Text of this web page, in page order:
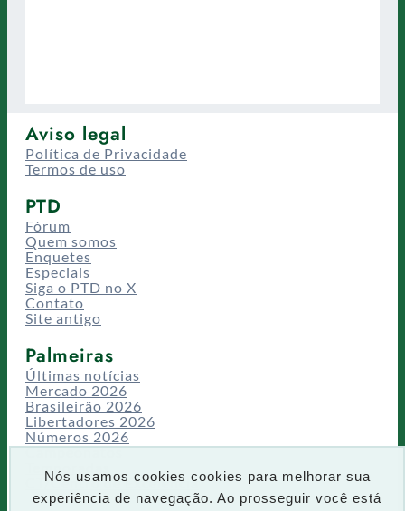
Nós usamos cookies cookies para melhorar sua
experiência de navegação. Ao prosseguir você está
Aviso legal
Política de Privacidade
Termos de uso
PTD
Fórum
Quem somos
Enquetes
Especiais
Siga o PTD no X
Contato
Site antigo
Palmeiras
Últimas notícias
Mercado 2026
Brasileirão 2026
Libertadores 2026
Números 2026
Campeonatos
Temporadas
CT/Centro de Excelência